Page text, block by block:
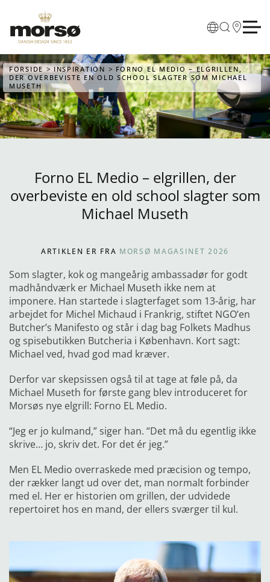
Skip to main content
FORSIDE INSPIRATION
FORNO EL MEDIO – ELGRILLEN,
DER OVERBEVISTE EN OLD SCHOOL SLAGTER SOM MICHAEL
MUSETH
Forno EL Medio – elgrillen, der
overbeviste en old school slagter som
Michael Museth
ARTIKLEN ER FRA MORSØ MAGASINET 2026
Som slagter, kok og mangeårig ambassadør for godt
madhåndværk er Michael Museth ikke nem at
imponere. Han startede i slagterfaget som 13-årig, har
arbejdet for Michel Michaud i Frankrig, stiftet NGO’en
Butcher’s Manifesto og står i dag bag Folkets Madhus
og spisebutikken Butcheria i København. Kort sagt:
Michael ved, hvad god mad kræver.
Derfor var skepsissen også til at tage at føle på, da
Michael Museth for første gang blev introduceret for
Morsøs nye elgrill: Forno EL Medio.
“Jeg er jo kulmand,” siger han. “Det må du egentlig ikke
skrive… jo, skriv det. For det ér jeg.”
Men EL Medio overraskede med præcision og tempo,
der rækker langt ud over det, man normalt forbinder
med el. Her er historien om grillen, der udvidede
repertoiret hos en mand, der ellers sværger til kul.